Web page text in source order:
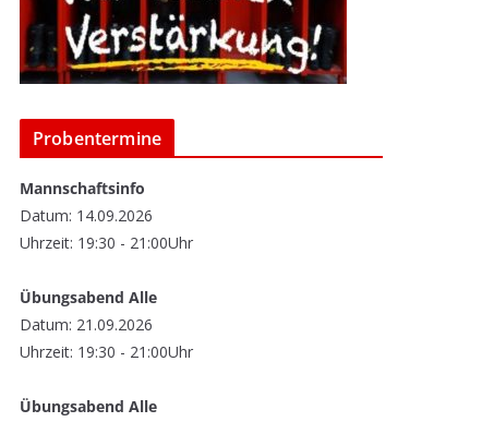
Probentermine
Mannschaftsinfo
Datum: 14.09.2026
Uhrzeit: 19:30 - 21:00Uhr
Übungsabend Alle
Datum: 21.09.2026
Uhrzeit: 19:30 - 21:00Uhr
Übungsabend Alle